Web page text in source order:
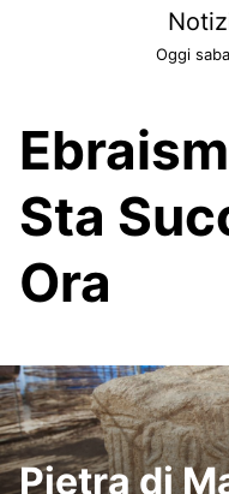
Oggi
Sta
Ora
Pietra di